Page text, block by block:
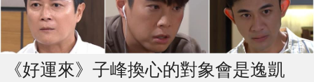
《好運來》子峰換心的對象會是逸凱